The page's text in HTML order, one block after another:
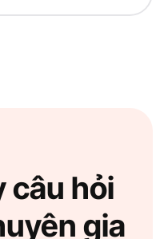
câu hỏi
gia